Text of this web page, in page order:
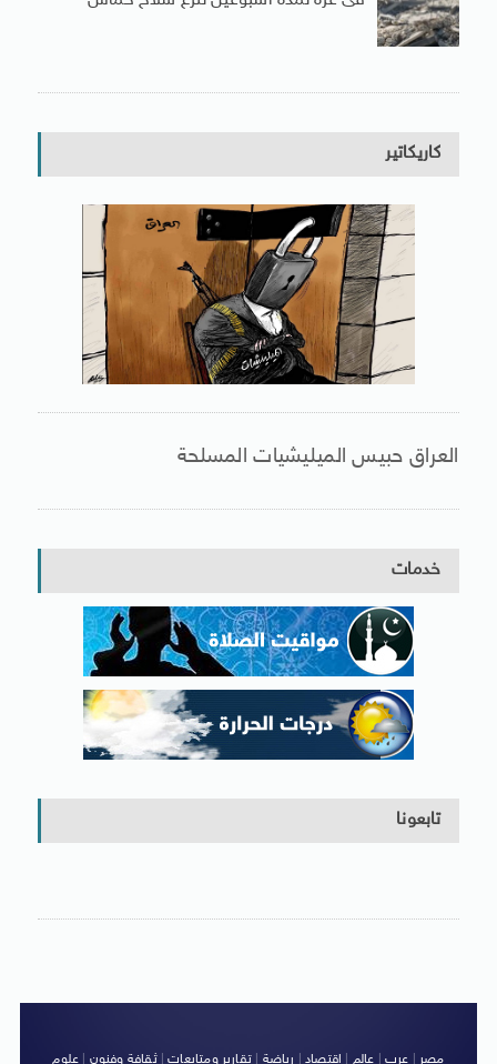
كاريكاتير
العراق حبيس الميليشيات المسلحة
خدمات
تابعونا
مصر عرب عالم اقتصاد رياضة |تقارير ومتابعات|ثقافة وفنون علوم